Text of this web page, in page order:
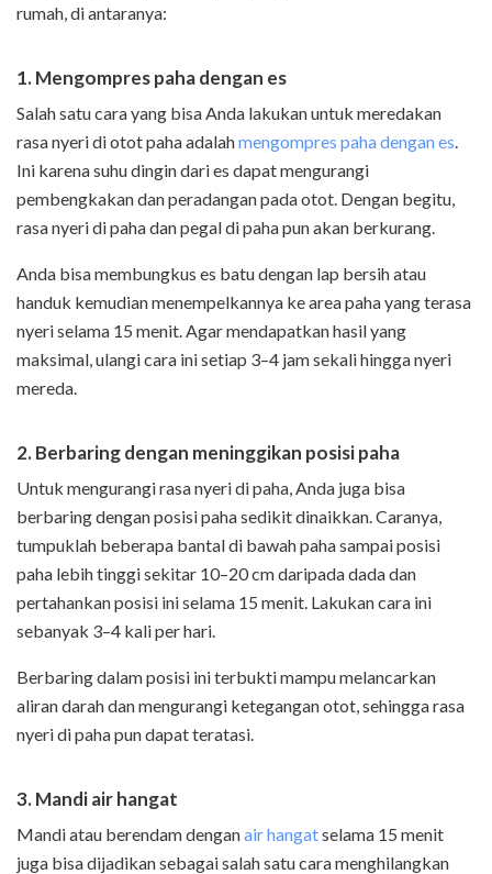
rumah, di antaranya:
1. Mengompres paha dengan es
Salah satu cara yang bisa Anda lakukan untuk meredakan
rasa nyeri di otot paha adalahmengompres paha dengan es
Ini karena suhu dingin dari es dapat mengurangi
pembengkakan dan peradangan pada otot. Dengan begitu,
rasa nyeri di paha dan pegal di paha pun akan berkurang.
Anda bisa membungkus es batu dengan lap bersih atau
handuk kemudian menempelkannya ke area paha yang terasa
nyeri selama 15 menit. Agar mendapatkan hasil yang
maksimal, ulangi cara ini setiap 3–4 jam sekali hingga nyeri
mereda.
2. Berbaring dengan meninggikan posisi paha
Untuk mengurangi rasa nyeri di paha, Anda juga bisa
berbaring dengan posisi paha sedikit dinaikkan. Caranya,
tumpuklah beberapa bantal di bawah paha sampai posisi
paha lebih tinggi sekitar 10–20 cm daripada dada dan
pertahankan posisi ini selama 15 menit. Lakukan cara ini
sebanyak 3–4 kali per hari.
Berbaring dalam posisi ini terbukti mampu melancarkan
aliran darah dan mengurangi ketegangan otot, sehingga rasa
nyeri di paha pun dapat teratasi.
3. Mandi air hangat
Mandi atau berendam denganair hangatselama 15 menit
juga bisa dijadikan sebagai salah satu cara menghilangkan